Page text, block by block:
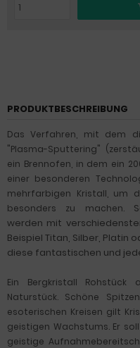
PRODUKTBESCHREIBUNG
Das Verfahren, mit dem
"Plasma-Sputtering"
ein Brennofen, in dem ein
einer besonderen
mehrfarbigen Kristall, um
besonders zu machen.
werden mit
Beispiel Titan, Silber, Platin
diese fantastischen und
Ein Bergkristall Rohstück
Naturstück. Schöne
esoterischen Kreisen gilt
geistigen Wachstums. Er
geistige